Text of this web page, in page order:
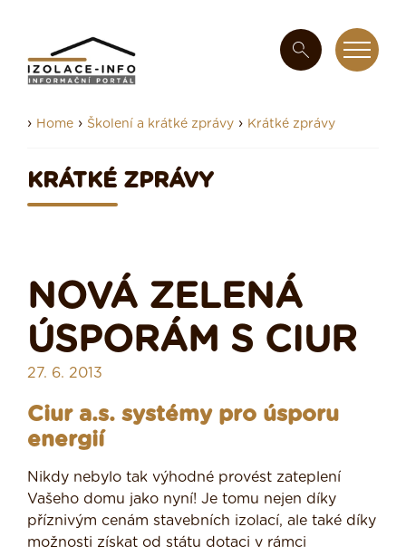
› Home › Školení a krátké zprávy › Krátké zprávy
KRÁTKÉ ZPRÁVY
NOVÁ ZELENÁ
ÚSPORÁM S CIUR
27. 6. 2013
Ciur a.s. systémy pro úsporu
energií
Nikdy nebylo tak výhodné provést zateplení
Vašeho domu jako nyní! Je tomu nejen díky
příznivým cenám stavebních izolací, ale také díky
možnosti získat od státu dotaci v rámci